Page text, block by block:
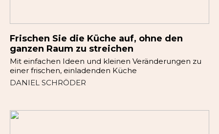
Frischen Sie die Küche auf, ohne den
ganzen Raum zu streichen
Mit einfachen Ideen und kleinen Veränderungen zu
einer frischen, einladenden Küche
DANIEL SCHRÖDER